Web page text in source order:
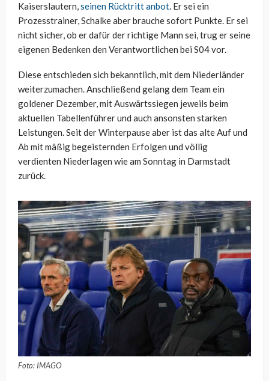
Kaiserslautern,seinen Rücktritt anbot. Er sei ein
Prozesstrainer, Schalke aber brauche sofort Punkte. Er sei
nicht sicher, ob er dafür der richtige Mann sei, trug er seine
eigenen Bedenken den Verantwortlichen bei S04 vor.
Diese entschieden sich bekanntlich, mit dem Niederländer
weiterzumachen. Anschließend gelang dem Team ein
goldener Dezember, mit Auswärtssiegen jeweils beim
aktuellen Tabellenführer und auch ansonsten starken
Leistungen. Seit der Winterpause aber ist das alte Auf und
Ab mit mäßig begeisternden Erfolgen und völlig
verdienten Niederlagen wie am Sonntag in Darmstadt
zurück.
Foto: IMAGO